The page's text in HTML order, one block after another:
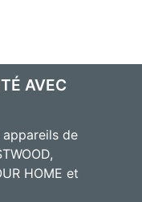
AVEC
de
HOME et